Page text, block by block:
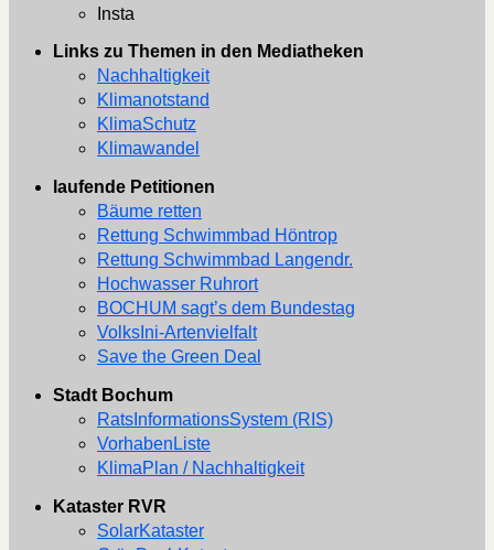
Insta
Links zu Themen in den Mediatheken
Nachhaltigkeit
Klimanotstand
KlimaSchutz
Klimawandel
laufende Petitionen
Bäume retten
Rettung Schwimmbad Höntrop
Rettung Schwimmbad Langendr.
Hochwasser Ruhrort
BOCHUM sagt’s dem Bundestag
VolksIni-Artenvielfalt
Save the Green Deal
Stadt Bochum
RatsInformationsSystem (RIS)
VorhabenListe
KlimaPlan / Nachhaltigkeit
Kataster RVR
SolarKataster